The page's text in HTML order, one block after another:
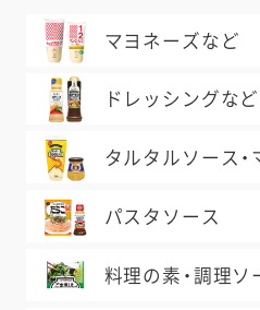
マヨネーズなど
ドレッシングなど
タルタルソース
パスタソース
料理の素・調理ソ